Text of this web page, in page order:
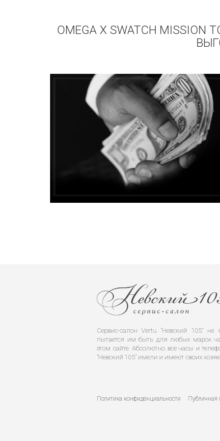
OMEGA X SWATCH
Сервис-салон Vertu "Невский 105"
пытается им быть для любых марок
этом сайте. Абсолютно все часы и
"Невский 105" имели и имеют своих
Политика конфиденциальности Публичная